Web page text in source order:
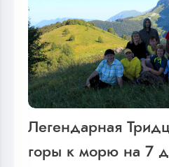
Легендарная
горы к морю на 7